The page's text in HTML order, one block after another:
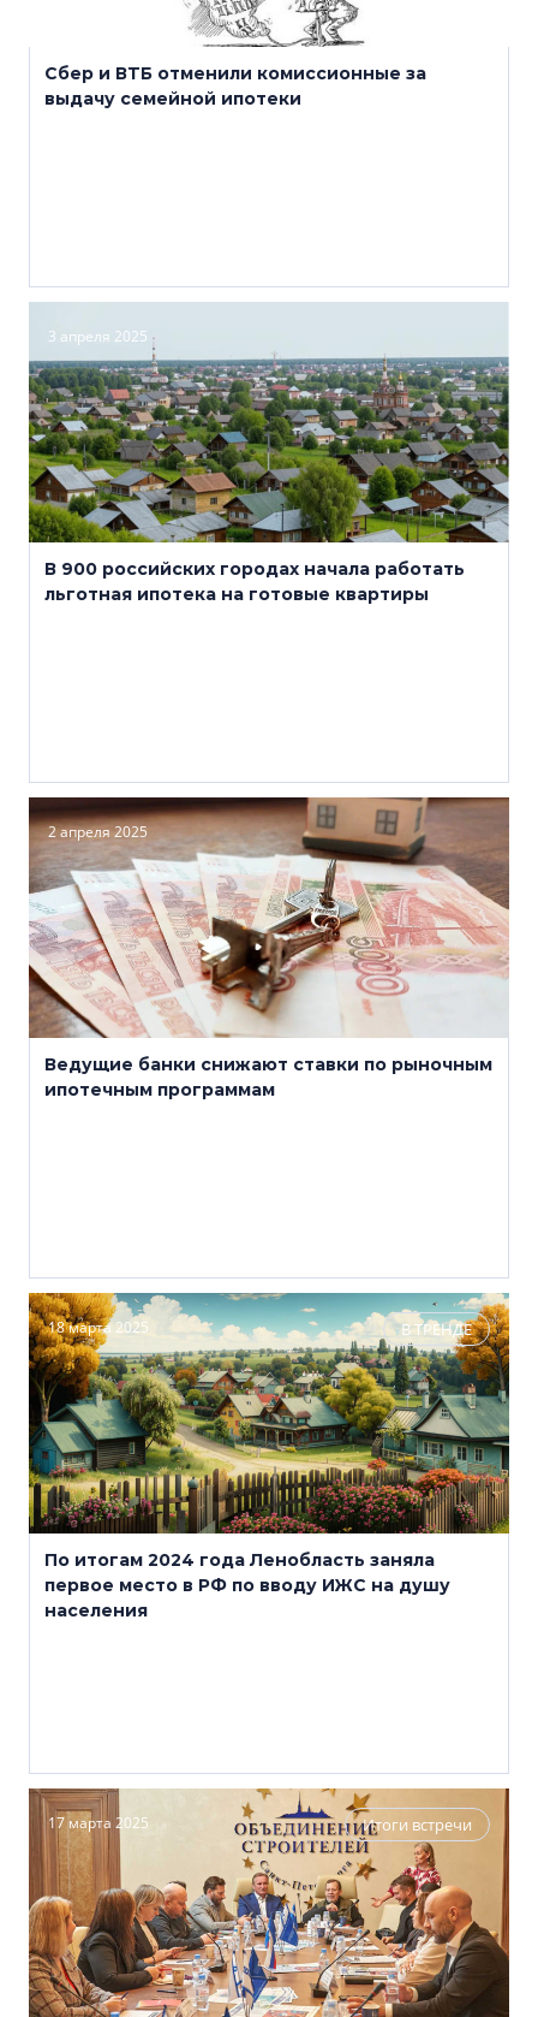
Сбер и ВТБ отменили комиссионные за
выдачу семейной ипотеки
3 апреля 2025
В 900 российских городах начала работать
льготная ипотека на готовые квартиры
2 апреля 2025
Ведущие банки снижают ставки по рыночным
ипотечным программам
18 марта 2025 В ТРЕНДЕ
По итогам 2024 года Ленобласть заняла
первое место в РФ по вводу ИЖС на душу
населения
17 марта 2025 Итоги встречи